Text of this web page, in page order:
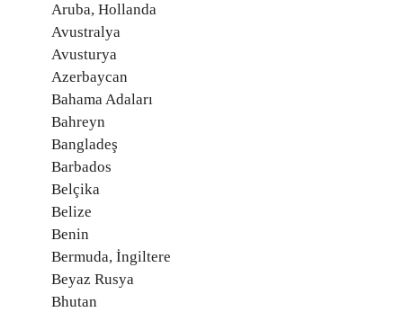
Aruba, Hollanda
Avustralya
Avusturya
Azerbaycan
Bahama Adaları
Bahreyn
Bangladeş
Barbados
Belçika
Belize
Benin
Bermuda, İngiltere
Beyaz Rusya
Bhutan